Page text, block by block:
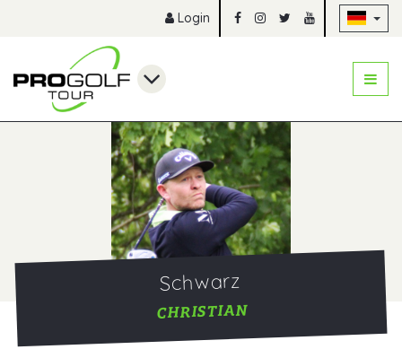
Login
Schwarz
CHRISTIAN